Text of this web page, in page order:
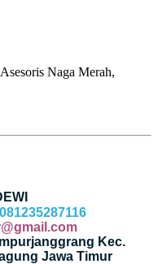
Naga Merah,
081235287116
Kec.
Jawa Timur